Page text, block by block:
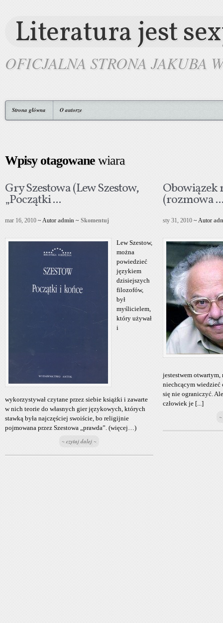
Literatura jest
OFICJALNA STRONA JAKUBA
Strona główna O autorze
Wpisy otagowanewiara
Gry Szestowa (Lew Szestow,
„Początki ...
mar 16, 2010 ~ Autor admin ~ Skomentuj
Lew Szestow,
można
powiedzieć
językiem
dzisiejszych
filozofów,
był
myślicielem,
który używał
i
wykorzystywał czytane przez siebie książki i zawarte
w nich teorie do własnych gier językowych, których
stawką była najczęściej swoiście, bo religijnie
pojmowana przez Szestowa „prawda”. (więcej…)
~ czytaj dalej ~
Obowiązek
(rozmowa ...
sty 31, 2010 ~ Autor
jestestwem
niechcącym wiedzieć
się nie ograniczyć.
człowiek je [...]